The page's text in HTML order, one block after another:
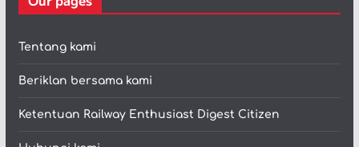
Tentang kami
Beriklan bersama kami
Ketentuan Railway Enthusiast Digest Citizen